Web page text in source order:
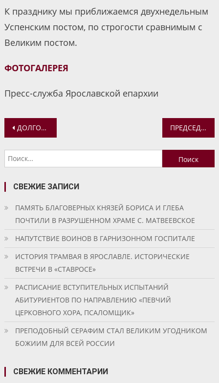
К празднику мы приближаемся двухнедельным
Успенским постом, по строгости сравнимым с
Великим постом.
ФОТОГАЛЕРЕЯ
Пресс-служба Ярославской епархии
Навигация
по
записям
ДОЛГОЖДАННАЯ ВСТРЕЧА В КРАСНОПЕРЕКОПСКОМ ПСИХОНЕВРОЛОГИЧЕСКОМ ИНТЕРНАТЕ ПРЕДСЕДАТЕЛЬ СИНОДАЛЬНОГО ОТДЕЛА ПО БЛАГОТВОРИТЕЛЬНОСТИ ВСТРЕТИЛСЯ С ВИЦЕ-ПРЕЗИДЕНТОМ РОССИЙСКОЙ АКАДЕМИИ НАУК
Найти:
СВЕЖИЕ ЗАПИСИ
ПАМЯТЬ БЛАГОВЕРНЫХ КНЯЗЕЙ БОРИСА И ГЛЕБА
ПОЧТИЛИ В РАЗРУШЕННОМ ХРАМЕ С. МАТВЕЕВСКОЕ
НАПУТСТВИЕ ВОИНОВ В ГАРНИЗОННОМ ГОСПИТАЛЕ
ИСТОРИЯ ТРАМВАЯ В ЯРОСЛАВЛЕ. ИСТОРИЧЕСКИЕ
ВСТРЕЧИ В «СТАВРОСЕ»
РАСПИСАНИЕ ВСТУПИТЕЛЬНЫХ ИСПЫТАНИЙ
АБИТУРИЕНТОВ ПО НАПРАВЛЕНИЮ «ПЕВЧИЙ
ЦЕРКОВНОГО ХОРА, ПСАЛОМЩИК»
ПРЕПОДОБНЫЙ СЕРАФИМ СТАЛ ВЕЛИКИМ УГОДНИКОМ
БОЖИИМ ДЛЯ ВСЕЙ РОССИИ
СВЕЖИЕ КОММЕНТАРИИ